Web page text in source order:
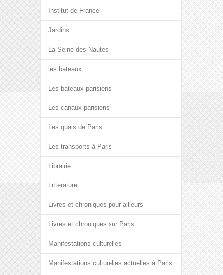
Institut de France
Jardins
La Seine des Nautes
les bateaux
Les bateaux parisiens
Les canaux parisiens
Les quais de Paris
Les transports à Paris
Librairie
Littérature
Livres et chroniques pour ailleurs
Livres et chroniques sur Paris
Manifestations culturelles
Manifestations culturelles actuelles à Paris